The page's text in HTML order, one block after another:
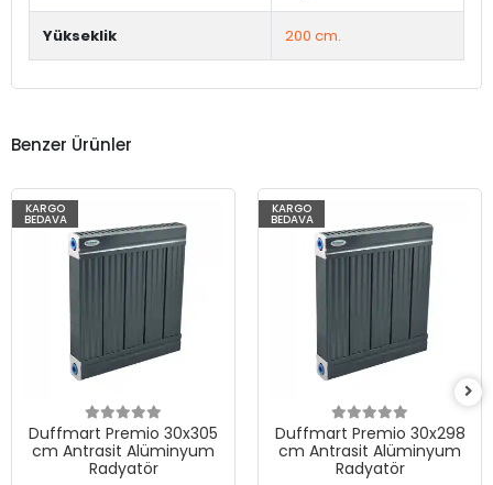
Yükseklik 200 cm.
Benzer Ürünler
KARGO
BEDAVA
Duffmart Premio 30x305
cm Antrasit Alüminyum
Radyatör
KARGO
BEDAVA
Duffmart Premio 30x298
cm Antrasit Alüminyum
Radyatör